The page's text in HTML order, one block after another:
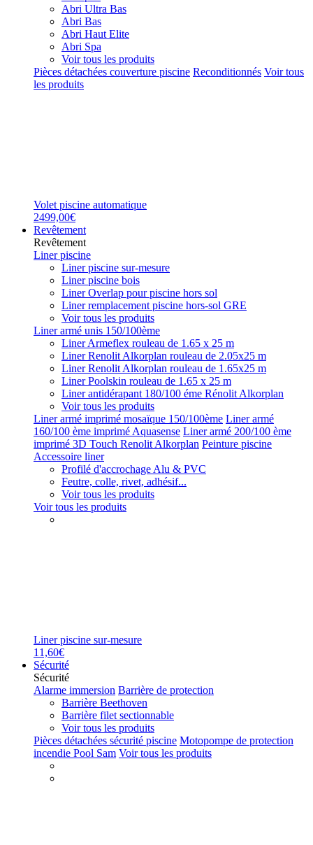
Abri Ultra Bas
Abri Bas
Abri Haut Elite
Abri Spa
Voir tous les produits
Pièces détachées couverture piscine Reconditionnés Voir tous
les produits
Volet piscine automatique
2499,00€
Revêtement
Revêtement
Liner piscine
Liner piscine sur-mesure
Liner piscine bois
Liner Overlap pour piscine hors sol
Liner remplacement piscine hors-sol GRE
Voir tous les produits
Liner armé unis 150/100ème
Liner Armeflex rouleau de 1.65 x 25 m
Liner Renolit Alkorplan rouleau de 2.05x25 m
Liner Renolit Alkorplan rouleau de 1.65x25 m
Liner Poolskin rouleau de 1.65 x 25 m
Liner antidérapant 180/100 éme Rénolit Alkorplan
Voir tous les produits
Liner armé imprimé mosaïque 150/100ème Liner armé
160/100 ème imprimé Aquasense Liner armé 200/100 ème
imprimé 3D Touch Renolit Alkorplan Peinture piscine
Accessoire liner
Profilé d'accrochage Alu & PVC
Feutre, colle, rivet, adhésif...
Voir tous les produits
Voir tous les produits
Liner piscine sur-mesure
11,60€
Sécurité
Sécurité
Alarme immersion Barrière de protection
Barrière Beethoven
Barrière filet sectionnable
Voir tous les produits
Pièces détachées sécurité piscine Motopompe de protection
incendie Pool Sam Voir tous les produits